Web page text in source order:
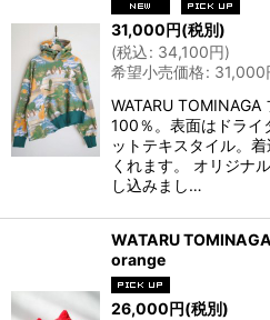
31,000円(税別)
(税込: 34,100円)
希望小売価格: 31,000
WATARU TOMINAGA
100％。表面はドライ
ットテキスタイル。
くれます。 オリジナ
し込みまし…
WATARU
orange
26,000円(税別)